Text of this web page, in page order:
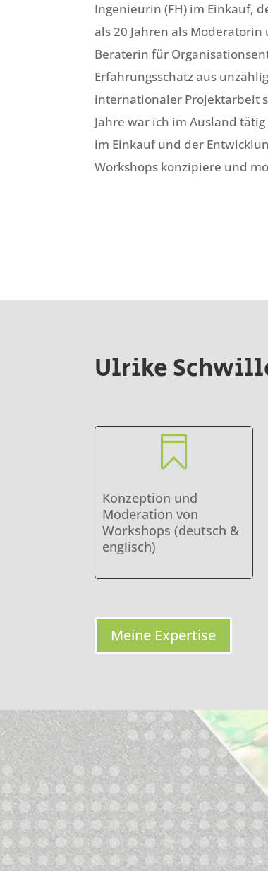
Ingenieurin (FH) im Einkauf,
als 20 Jahren als
Beraterin für
Erfahrungsschatz aus
internationaler Projektarbeit
Jahre war ich im Ausland
im Einkauf und der
Workshops konzipiere und
Ulrike

Konzeption und
Moderation von
Workshops (deutsch &
englisch)
Meine Expertise